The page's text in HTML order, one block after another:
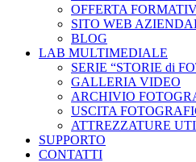
OFFERTA
SITO WEB
BLOG
LAB MULTIMEDIALE
SERIE “STORIE di
GALLERIA VIDEO
ARCHIVIO
USCITA
ATTREZZATURE
SUPPORTO
CONTATTI